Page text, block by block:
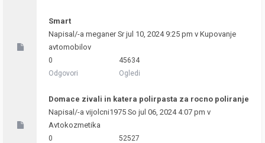
Smart
Napisal/-a meganerSr jul 10, 2024 9:25 pm v Kupovanje
avtomobilov
0
Odgovori
45634
Ogledi
Domace zivali in katera polirpasta za rocno poliranje
Napisal/-a vijolcni1975 So jul 06, 2024 4:07 pm v
Avtokozmetika
0
52527